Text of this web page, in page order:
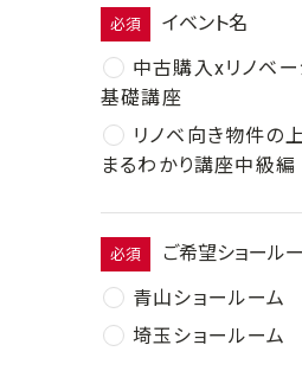
必須
イベント名
中古購入xリノベー
基礎講座
リノベ向き物件の
まるわかり講座中級編
必須
ご希望ショール
青山ショールーム
埼玉ショールーム